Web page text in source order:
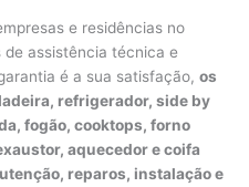
e residências no
de assistência técnica e
é a sua satisfação,os
refrigerador, side by
fogão, cooktops, forno
aquecedor e coifa
reparos, instalação e